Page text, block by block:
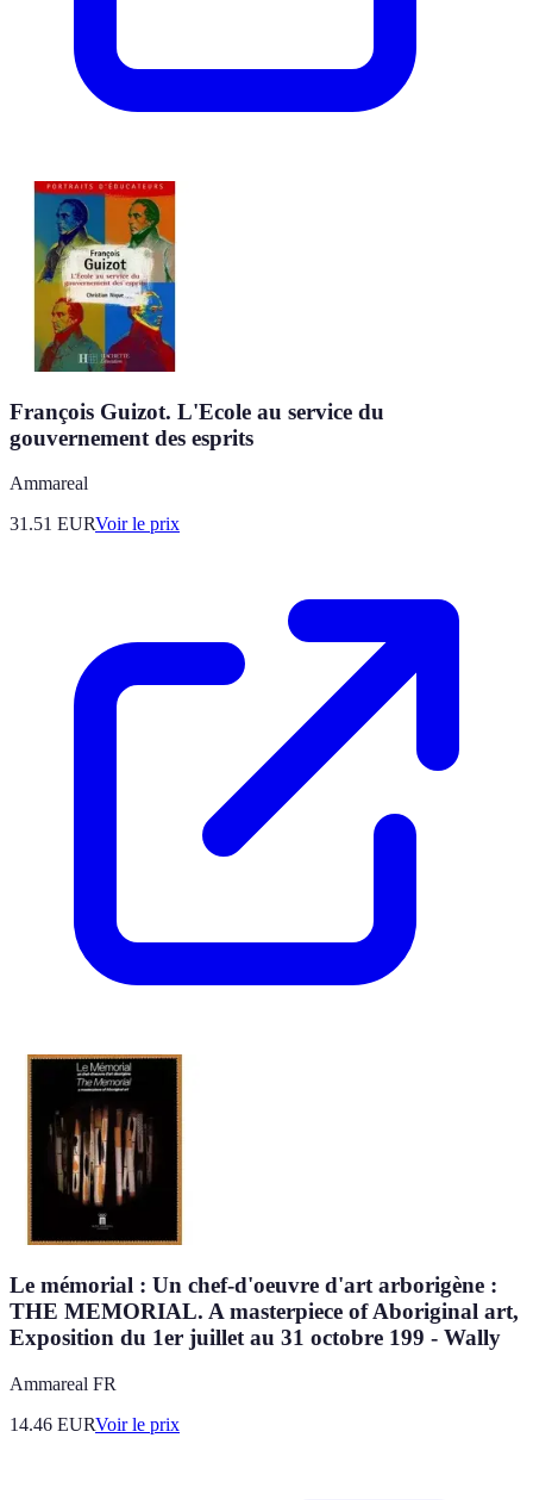
François Guizot. L'Ecole au service du
gouvernement des esprits
Ammareal
31.51 EURVoir le prix
Le mémorial : Un chef-d'oeuvre d'art arborigène :
THE MEMORIAL. A masterpiece of Aboriginal art,
Exposition du 1er juillet au 31 octobre 199 - Wally
Ammareal FR
14.46 EURVoir le prix